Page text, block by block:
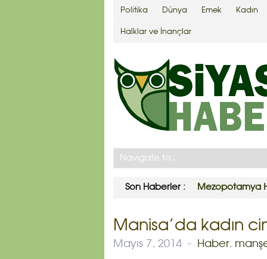
Politika Dünya Emek Kadın
Halklar ve İnançlar
Son Haberler : Mezopotamya
Manisa’da kadın
Mayıs 7, 2014 - Haber,